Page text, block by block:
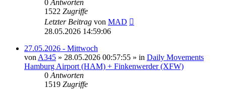
0 Antworten
1522 Zugriffe
Letzter Beitrag von MAD
28.05.2026 14:59:06
27.05.2026 - Mittwoch
von A345 » 28.05.2026 00:57:55 » in Daily Movements
Hamburg Airport (HAM) + Finkenwerder (XFW)
0 Antworten
1519 Zugriffe